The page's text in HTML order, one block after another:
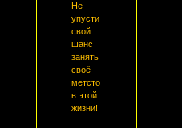
Не
упусти
свой
шанс
занять
своё
метсто
в этой
жизни!